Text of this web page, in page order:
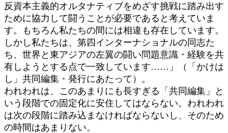
反資本主義的オルタナティブをめざす挑戦に踏み出す
ために協力して闘うことが必要であると考えていま
す。もちろん私たちの間には相違も存在しています。
しかし私たちは、第四インターナショナルの同志た
ち、世界と東アジアの左翼の闘い問題意識・経験を共
有しようとする点で一致しています……」（「かけは
し」共同編集・発行にあたって）。
われわれは、このあまりにも長すぎる「共同編集」と
いう段階での固定化に安住してはならない。われわれ
は次の段階に踏み込まなければならないし、そのため
の時間はあまりない。